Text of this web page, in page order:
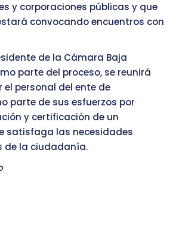
y corporaciones públicas y que
convocando encuentros con
de la Cámara Baja
parte del proceso, se reunirá
el personal del ente de
parte de sus esfuerzos por
y certificación de un
satisfaga las necesidades
de la ciudadanía.